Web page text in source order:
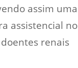
assim uma
assistencial no
renais